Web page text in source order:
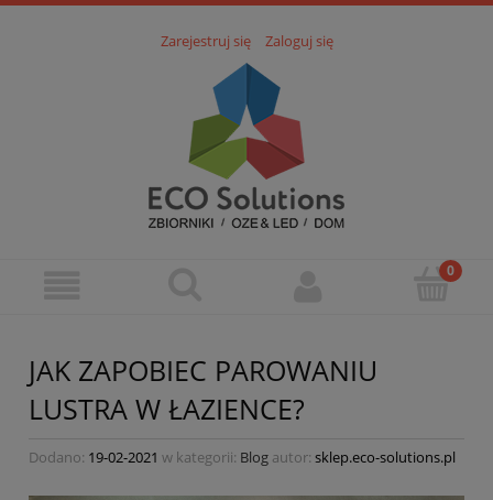
Zarejestruj się Zaloguj się
JAK ZAPOBIEC PAROWANIU
LUSTRA W ŁAZIENCE?
Dodano: 19-02-2021 w kategorii: Blog autor: sklep.eco-solutions.pl